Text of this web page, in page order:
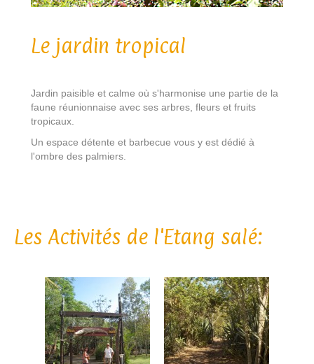
Le jardin tropical
Jardin paisible et calme où s'harmonise une partie de la
faune réunionnaise avec ses arbres, fleurs et fruits
tropicaux.
Un espace détente et barbecue vous y est dédié à
l'ombre des palmiers.
Les Activités de l'Etang salé: